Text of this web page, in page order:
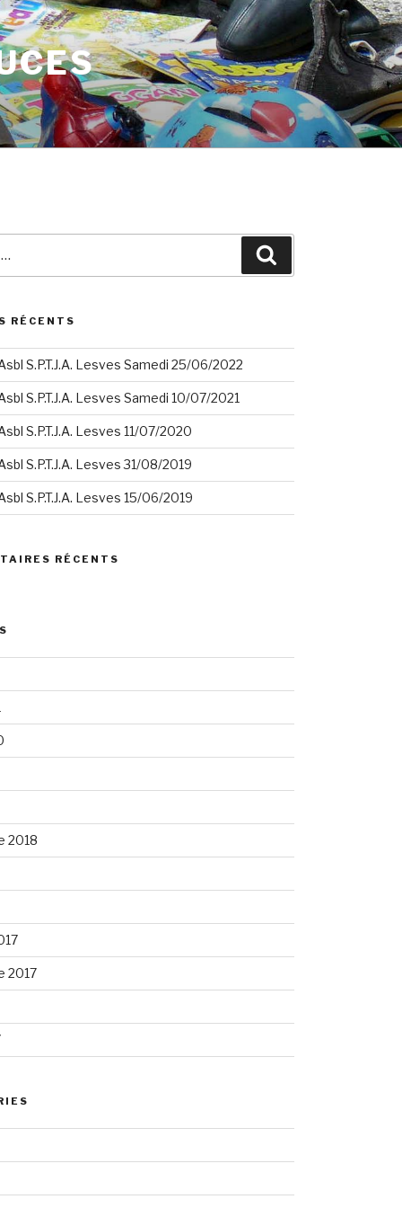
RÉCENTS
S.P.T.J.A. Lesves Samedi 25/06/2022
S.P.T.J.A. Lesves Samedi 10/07/2021
S.P.T.J.A. Lesves 11/07/2020
S.P.T.J.A. Lesves 31/08/2019
S.P.T.J.A. Lesves 15/06/2019
RÉCENTS
2018
2017